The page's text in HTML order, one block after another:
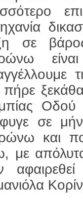
σε
Οδού
σε
και
με